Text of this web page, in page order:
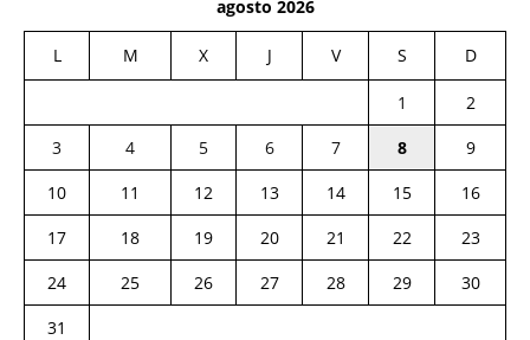
agosto 2026
L M X J V S D
1
2
3
4 5 6 7 8
9
10
11 12 13 14 15
16
17
18 19 20 21 22
23
24
25 26 27 28 29
30
31